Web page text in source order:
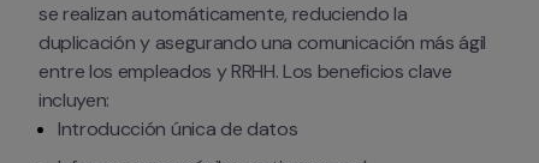
se realizan automáticamente, reduciendo la
duplicación y asegurando una comunicación más ágil
entre los empleados y RRHH. Los beneficios clave
incluyen:
Introducción única de datos